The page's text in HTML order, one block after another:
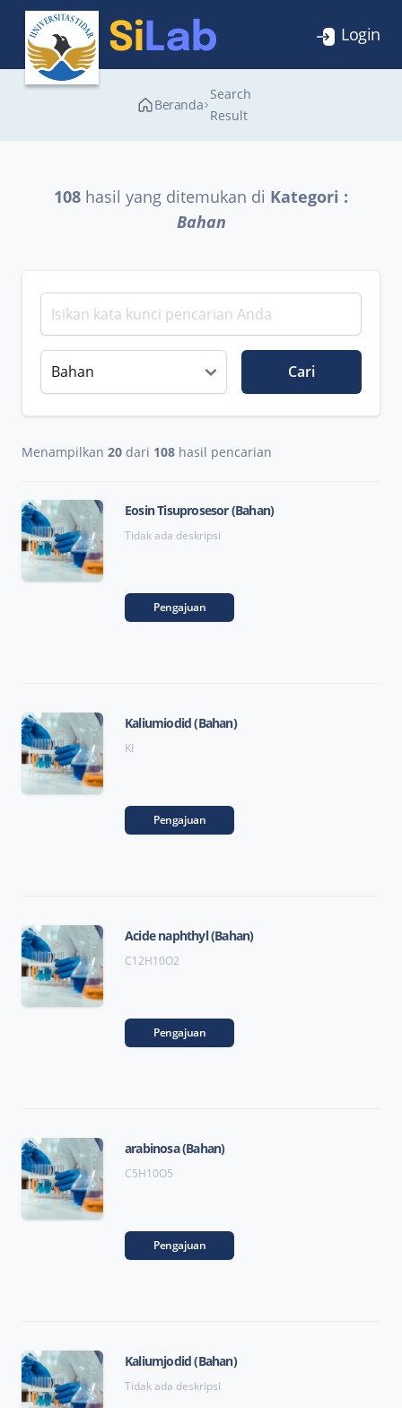
Login
Beranda
Search
Result
108 hasil yang ditemukan di Kategori :
Bahan
Cari
Menampilkan 20 dari 108 hasil pencarian
Eosin Tisuprosesor (Bahan)
Tidak ada deskripsi
Pengajuan
Kaliumiodid (Bahan)
KI
Pengajuan
Acide naphthyl (Bahan)
C12H10O2
Pengajuan
arabinosa (Bahan)
C5H10O5
Pengajuan
Kaliumjodid (Bahan)
Tidak ada deskripsi